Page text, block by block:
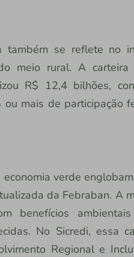
também se reflete no
meio rural. A
R$ 12,4 bilhões,
mais de participação
verde
da Febraban. A
benefícios
No Sicredi, essa
Regional e